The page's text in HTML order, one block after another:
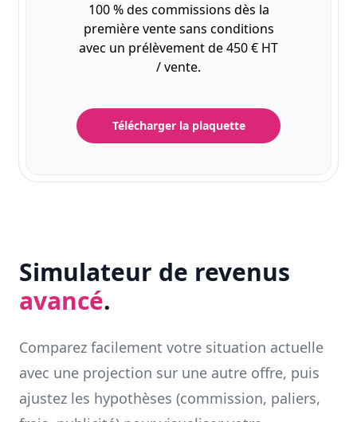
100 % des commissions dès la
première vente sans conditions
avec un prélèvement de 450 € HT
/ vente.
Télécharger la plaquette
Simulateur de revenus
avancé.
Comparez facilement votre situation actuelle
avec une projection sur une autre offre, puis
ajustez les hypothèses (commission, paliers,